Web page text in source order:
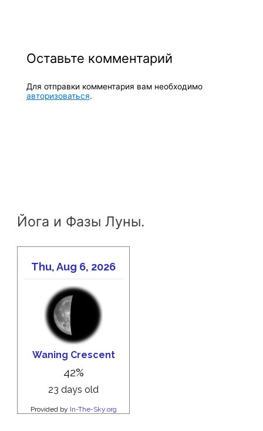
Оставьте комментарий
Для отправки комментария вам необходимо
авторизоваться.
Йога и Фазы Луны.